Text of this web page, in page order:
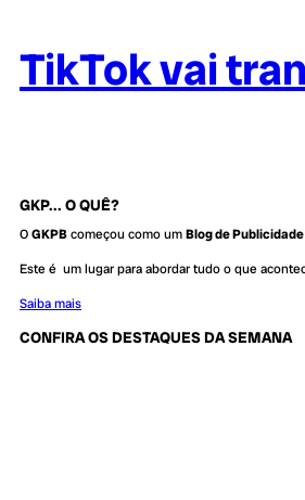
TikTok vai
GKP... O QUÊ?
OGKPBcomeçou como umBlog de Publicidade
Este é um lugar para abordar tudo o que
Saiba mais
CONFIRA OS DESTAQUES DA SEMANA